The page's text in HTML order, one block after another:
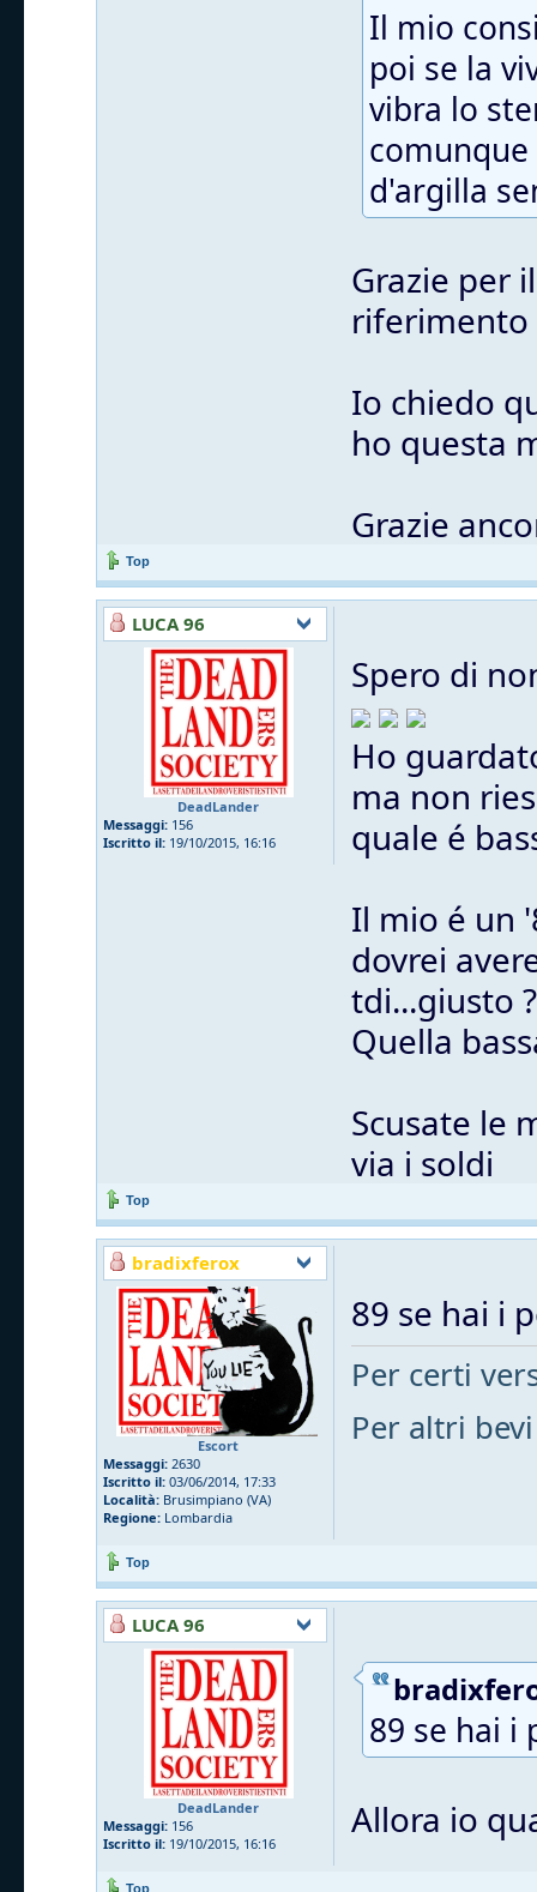
Il mio
poi se la
vibra lo
d'argilla
Grazie per
riferimento
Io chiedo
ho questa
Grazie
Top
LUCA 96
DeadLander
Messaggi: 156
Iscritto il: 19/10/2015, 16:16
Spero di
Ho
ma non
quale é
Il mio é un
dovrei
tdi...giusto ?
Quella
Scusate le
via i soldi
Top
bradixferox
Escort
Messaggi: 2630
Iscritto il: 03/06/2014, 17:33
Località: Brusimpiano (VA)
Regione: Lombardia
89 se hai i
Per certi
Per altri bevi
Top
LUCA 96
DeadLander
Messaggi: 156
Iscritto il: 19/10/2015, 16:16
89 se hai i
Allora io
Top